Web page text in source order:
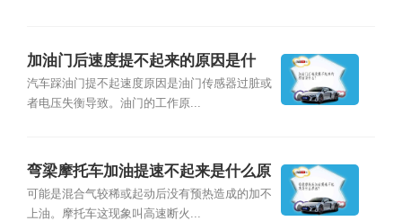
加油门后速度提不起来的原因是什
么？
汽车踩油门提不起速度原因是油门传感器过脏或
者电压失衡导致。油门的工作原...
弯梁摩托车加油提速不起来是什么原
因？
可能是混合气较稀或起动后没有预热造成的加不
上油。摩托车这现象叫高速断火...